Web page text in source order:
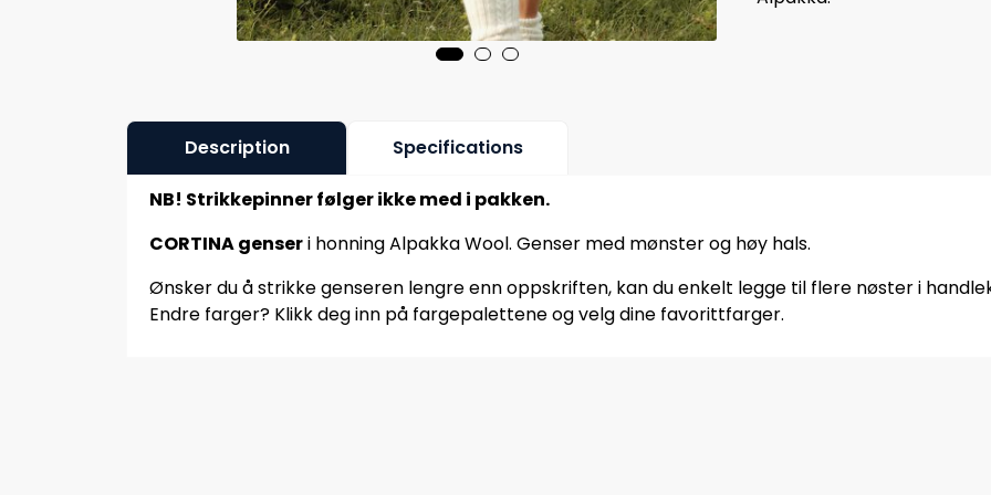
Description Specifications
NB! Strikkepinner følger ikke med i pakken.
CORTINA genseri honning Alpakka Wool. Genser med mønster og høy hals.
Ønsker du å strikke genseren lengre enn oppskriften, kan du enkelt legge til flere nøster i
Endre farger? Klikk deg inn på fargepalettene og velg dine favorittfarger.